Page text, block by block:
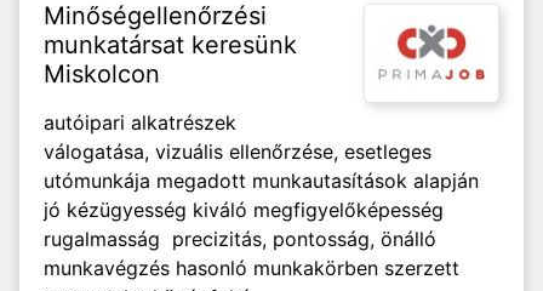
Minőségellenőrzési
munkatársat keresünk
Miskolcon
autóipari alkatrészek
válogatása, vizuális ellenőrzése, esetleges
utómunkája megadott munkautasítások alapján
jó kézügyesség kiváló megfigyelőképesség
rugalmasság precizitás, pontosság, önálló
munkavégzés hasonló munkakörben szerzett